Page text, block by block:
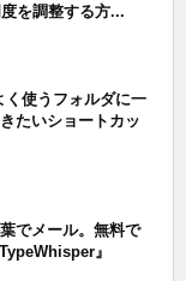
を調整する方...
く使うフォルダに一
たいショートカッ
でメール。無料で
』